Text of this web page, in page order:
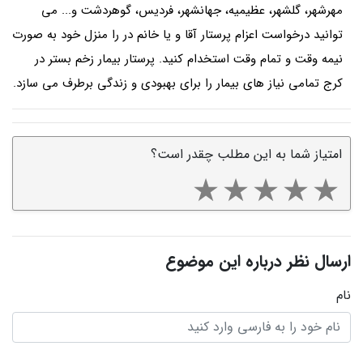
مهرشهر، گلشهر، عظیمیه، جهانشهر، فردیس، گوهردشت و... می
توانید درخواست اعزام پرستار آقا و یا خانم در را منزل خود به صورت
نیمه وقت و تمام وقت استخدام کنید. پرستار بیمار زخم بستر در
کرج تمامی نیاز های بیمار را برای بهبودی و زندگی برطرف می سازد.
امتیاز شما به این مطلب چقدر است؟
ارسال نظر درباره این موضوع
نام